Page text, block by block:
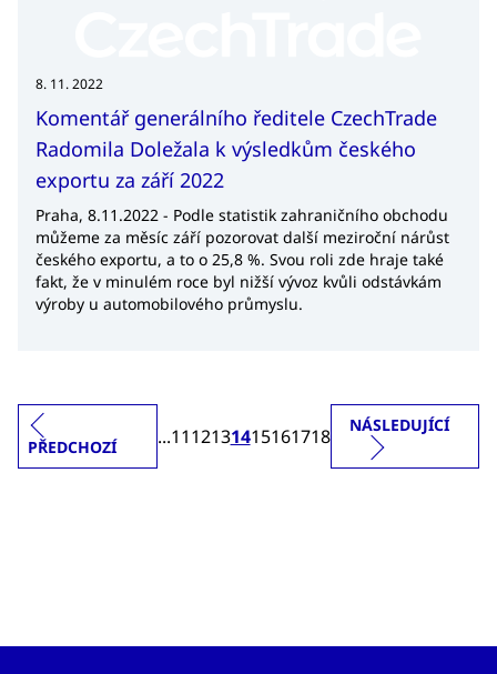
8. 11. 2022
Komentář generálního ředitele CzechTrade
Radomila Doležala k výsledkům českého
exportu za září 2022
Praha, 8.11.2022 - Podle statistik zahraničního obchodu
můžeme za měsíc září pozorovat další meziroční nárůst
českého exportu, a to o 25,8 %. Svou roli zde hraje také
fakt, že v minulém roce byl nižší vývoz kvůli odstávkám
výroby u automobilového průmyslu.
PŘEDCHOZÍ ...1112131415161718 NÁSLEDUJÍCÍ